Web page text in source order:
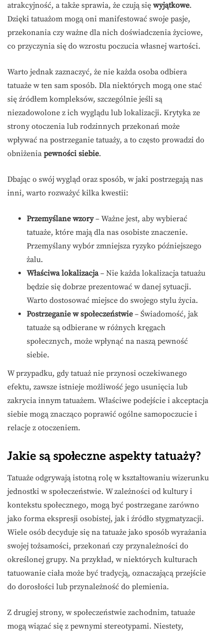
atrakcyjność, a także sprawia, że czują się wyjątkowe.
Dzięki tatuażom mogą oni manifestować swoje pasje,
przekonania czy ważne dla nich doświadczenia życiowe,
co przyczynia się do wzrostu poczucia własnej wartości.
Warto jednak zaznaczyć, że nie każda osoba odbiera
tatuaże w ten sam sposób. Dla niektórych mogą one stać
się źródłem kompleksów, szczególnie jeśli są
niezadowolone z ich wyglądu lub lokalizacji. Krytyka ze
strony otoczenia lub rodzinnych przekonań może
wpływać na postrzeganie tatuaży, a to często prowadzi do
obniżenia pewności siebie.
Dbając o swój wygląd oraz sposób, w jaki postrzegają nas
inni, warto rozważyć kilka kwestii:
Przemyślane wzory– Ważne jest, aby wybierać
tatuaże, które mają dla nas osobiste znaczenie.
Przemyślany wybór zmniejsza ryzyko późniejszego
żalu.
Właściwa lokalizacja– Nie każda lokalizacja tatuażu
będzie się dobrze prezentować w danej sytuacji.
Warto dostosować miejsce do swojego stylu życia.
Postrzeganie w społeczeństwie – Świadomość, jak
tatuaże są odbierane w różnych kręgach
społecznych, może wpłynąć na naszą pewność
siebie.
W przypadku, gdy tatuaż nie przynosi oczekiwanego
efektu, zawsze istnieje możliwość jego usunięcia lub
zakrycia innym tatuażem. Właściwe podejście i akceptacja
siebie mogą znacząco poprawić ogólne samopoczucie i
relacje z otoczeniem.
Jakie są społeczne aspekty tatuaży?
Tatuaże odgrywają istotną rolę w kształtowaniu wizerunku
jednostki w społeczeństwie. W zależności od kultury i
kontekstu społecznego, mogą być postrzegane zarówno
jako forma ekspresji osobistej, jak i źródło stygmatyzacji.
Wiele osób decyduje się na tatuaże jako sposób wyrażania
swojej tożsamości, przekonań czy przynależności do
określonej grupy. Na przykład, w niektórych kulturach
tatuowanie ciała może być tradycją, oznaczającą przejście
do dorosłości lub przynależność do plemienia.
Z drugiej strony, w społeczeństwie zachodnim, tatuaże
mogą wiązać się z pewnymi stereotypami. Niestety,